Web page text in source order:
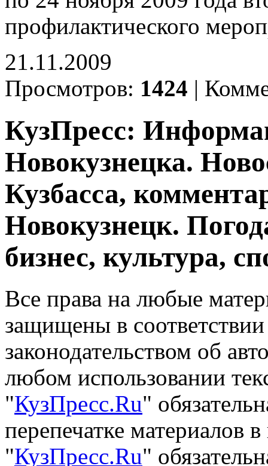
профилактического
21.11.2009
Просмотров: 1424 |
КузПресс:
Новокузнецка.
Кузбасса,
Новокузнецк.
бизнес, культура,
Все права на любые
защищены в
законодательством об
любом использовании
"КузПресс.Ru"
перепечатке материалов
"КузПресс.Ru"